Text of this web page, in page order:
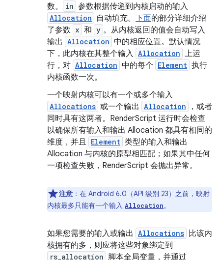
数。
in 参数根据传递到内核启动的输入
Allocation 自动填充。 下面的部分详细介绍
了参数 x 和 y 。从内核返回的值会自动写入
输出 Allocation 中的相应位置。默认情况
下，此内核在其整个输入 Allocation 上运
行，对 Allocation 中的每个 Element 执行
内核函数一次。
一个映射内核可以有一个或多个输入
Allocations 或一个输出 Allocation
，或者
同时具有这两者。RenderScript 运行时会检查
以确保所有输入和输出 Allocation 都具有相同的
维度，并且 Element 类型的输入和输出
Allocation 与内核的原型相匹配；如果其中任何
一项检查失败，RenderScript 会抛出异常。
注意 ：在 Android 6.0（API 级别 23）之前，映射
内核最多只能有一个输入 Allocation。
如果您需要的输入或输出 Allocations 比该内
核拥有的多，则应将这些对象绑定到
rs_allocation 脚本全局变量，并通过